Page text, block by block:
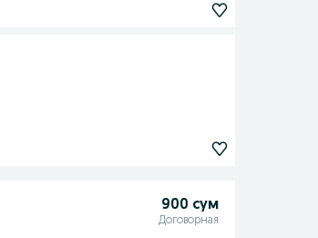
900 сум
Договорная